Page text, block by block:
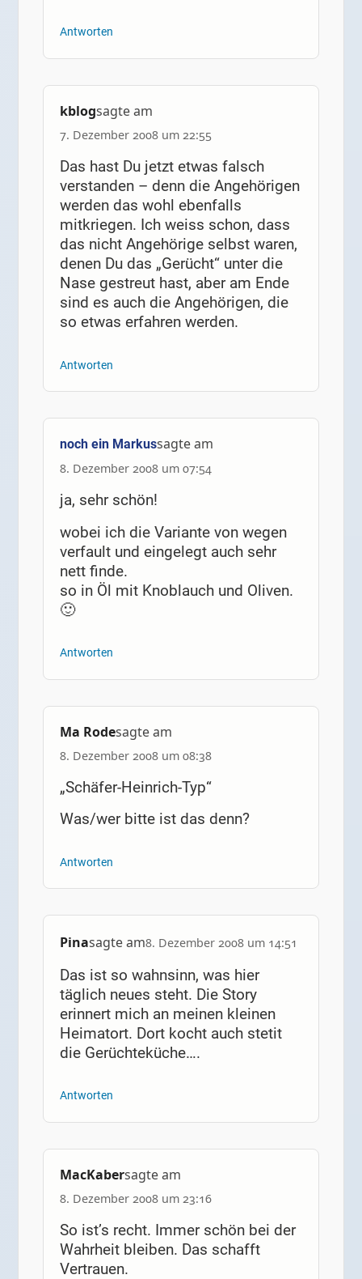
Antworten
kblogsagte am
7. Dezember 2008 um 22:55
Das hast Du jetzt etwas falsch
verstanden – denn die Angehörigen
werden das wohl ebenfalls
mitkriegen. Ich weiss schon, dass
das nicht Angehörige selbst waren,
denen Du das „Gerücht“ unter die
Nase gestreut hast, aber am Ende
sind es auch die Angehörigen, die
so etwas erfahren werden.
Antworten
noch ein Markussagte am
8. Dezember 2008 um 07:54
ja, sehr schön!
wobei ich die Variante von wegen
verfault und eingelegt auch sehr
nett finde.
so in Öl mit Knoblauch und Oliven.
🙂
Antworten
Ma Rodesagte am
8. Dezember 2008 um 08:38
„Schäfer-Heinrich-Typ“
Was/wer bitte ist das denn?
Antworten
Pinasagte am8. Dezember 2008 um 14:51
Das ist so wahnsinn, was hier
täglich neues steht. Die Story
erinnert mich an meinen kleinen
Heimatort. Dort kocht auch stetit
die Gerüchteküche….
Antworten
MacKabersagte am
8. Dezember 2008 um 23:16
So ist’s recht. Immer schön bei der
Wahrheit bleiben. Das schafft
Vertrauen.